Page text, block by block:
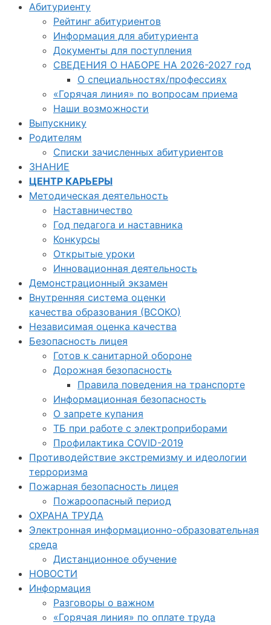
Абитуриенту
Рейтинг абитуриентов
Информация для абитуриента
Документы для поступления
СВЕДЕНИЯ О НАБОРЕ НА 2026-2027 год
О специальностях/профессиях
«Горячая линия» по вопросам приема
Наши возможности
Выпускнику
Родителям
Списки зачисленных абитуриентов
ЗНАНИЕ
ЦЕНТР КАРЬЕРЫ
Методическая деятельность
Наставничество
Год педагога и наставника
Конкурсы
Открытые уроки
Инновационная деятельность
Демонстрационный экзамен
Внутренняя система оценки
качества образования (ВСОКО)
Независимая оценка качества
Безопасность лицея
Готов к санитарной обороне
Дорожная безопасность
Правила поведения на транспорте
Информационная безопасность
О запрете купания
ТБ при работе с электроприборами
Профилактика COVID-2019
Противодействие экстремизму и идеологии
терроризма
Пожарная безопасность лицея
Пожароопасный период
ОХРАНА ТРУДА
Электронная информационно-образовательная
среда
Дистанционное обучение
НОВОСТИ
Информация
Разговоры о важном
«Горячая линия» по оплате труда